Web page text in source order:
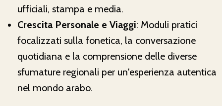
ufficiali, stampa e media.
Crescita Personale e Viaggi: Moduli pratici
focalizzati sulla fonetica, la conversazione
quotidiana e la comprensione delle diverse
sfumature regionali per un'esperienza autentica
nel mondo arabo.